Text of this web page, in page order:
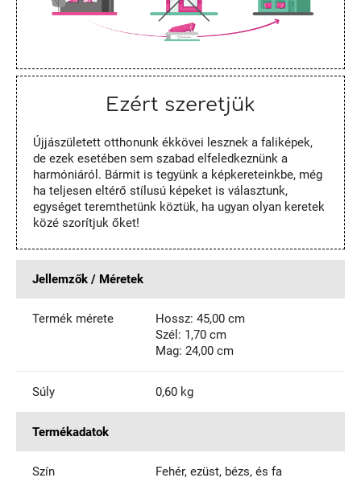
Ezért szeretjük
Újjászületett otthonunk ékkövei lesznek a faliképek,
de ezek esetében sem szabad elfeledkeznünk a
harmóniáról. Bármit is tegyünk a képkereteinkbe, még
ha teljesen eltérő stílusú képeket is választunk,
egységet teremthetünk köztük, ha ugyan olyan keretek
közé szorítjuk őket!
Jellemzők / Méretek
Termék mérete
Hossz: 45,00 cm
Szél: 1,70 cm
Mag: 24,00 cm
Súly 0,60 kg
Termékadatok
Szín Fehér, ezüst, bézs, és fa